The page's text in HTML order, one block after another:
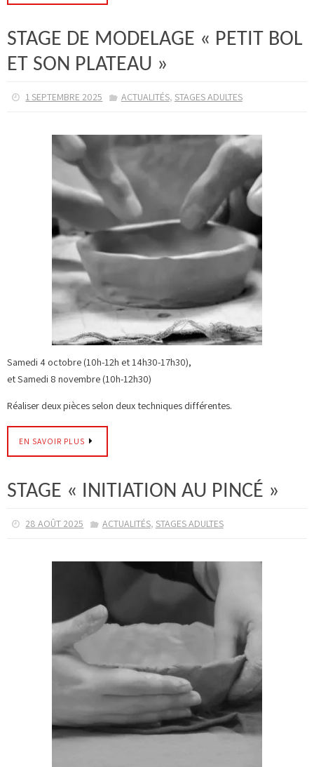
STAGE DE MODELAGE « PETIT BOL
ET SON PLATEAU »
1 SEPTEMBRE 2025 ACTUALITÉS, STAGES ADULTES
Samedi 4 octobre (10h-12h et 14h30-17h30),
et Samedi 8 novembre (10h-12h30)
Réaliser deux pièces selon deux techniques différentes.
EN SAVOIR PLUS
STAGE « INITIATION AU PINCÉ »
28 AOÛT 2025 ACTUALITÉS, STAGES ADULTES